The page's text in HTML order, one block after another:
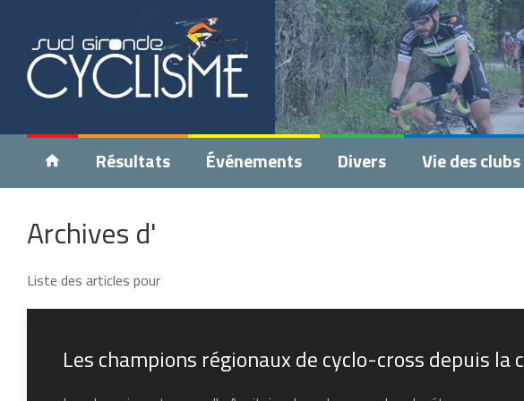
Résultats Événements Divers Vie des clubs
Archives d'
Liste des articles pour
Les champions régionaux de cyclo-cross depuis